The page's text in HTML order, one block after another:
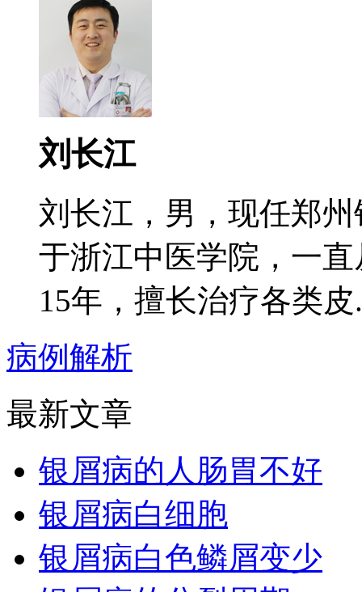
刘长江
刘长江，男，现任郑
于浙江中医学院，一
15年，擅长治疗各类皮
病例解析
最新文章
银屑病的人肠胃不好
银屑病白细胞
银屑病白色鳞屑变少